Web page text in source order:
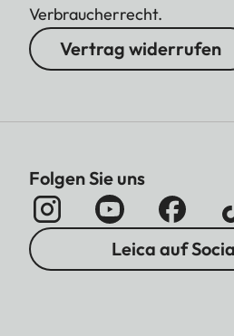
Verbraucherrecht.
Vertrag widerrufen
Folgen Sie uns
Leica auf